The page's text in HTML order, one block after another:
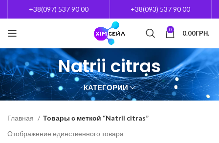
+38(097) 537 90 00 +38(093) 537 90 00
0 0.00ГРН.
Natrii citras
КАТЕГОРИИ
Главная
Товары с меткой “Natrii citras”
Отображение единственного товара